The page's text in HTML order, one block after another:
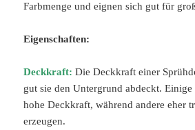
Farbmenge und eignen sich gut für
Eigenschaften:
Deckkraft: Die Deckkraft einer
gut sie den Untergrund abdeckt. Einige
hohe Deckkraft, während andere eher
erzeugen.